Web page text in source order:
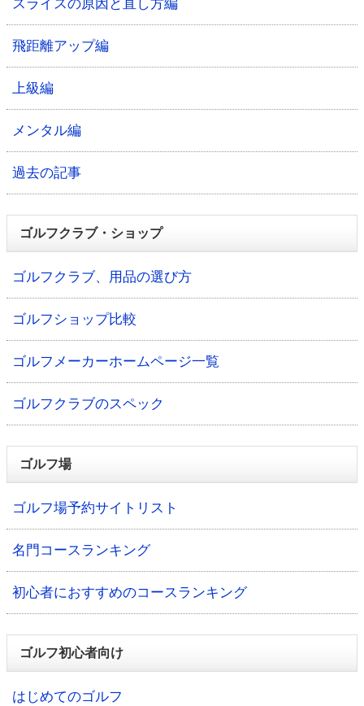
スライスの原因と直し方編
飛距離アップ編
上級編
メンタル編
過去の記事
ゴルフクラブ・ショップ
ゴルフクラブ、用品の選び方
ゴルフショップ比較
ゴルフメーカーホームページ一覧
ゴルフクラブのスペック
ゴルフ場
ゴルフ場予約サイトリスト
名門コースランキング
初心者におすすめのコースランキング
ゴルフ初心者向け
はじめてのゴルフ